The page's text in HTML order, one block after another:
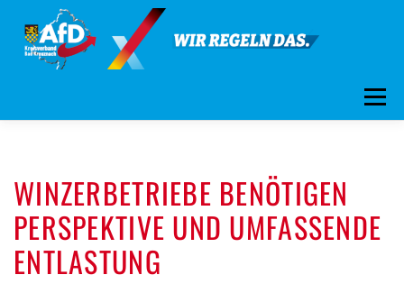
Inhalt
springen
Menü
TERMINE MITMACHEN! KONTAKT
WINZERBETRIEBE BENÖTIGEN
PERSPEKTIVE UND UMFASSENDE
ENTLASTUNG